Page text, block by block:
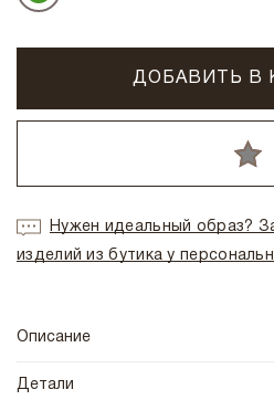
ДОБАВИТЬ В
Нужен идеальный образ?
изделий из бутика у
Описание
Детали